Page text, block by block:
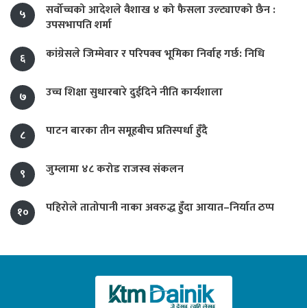
५
सर्वोच्चको आदेशले वैशाख ४ को फैसला उल्ट्याएको छैन :
उपसभापति शर्मा
६
कांग्रेसले जिम्मेवार र परिपक्व भूमिका निर्वाह गर्छ: निधि
७ उच्च शिक्षा सुधारबारे दुईदिने नीति कार्यशाला
८ पाटन बारका तीन समूहबीच प्रतिस्पर्धा हुँदै
९ जुम्लामा ४८ करोड राजस्व संकलन
१० पहिरोले तातोपानी नाका अवरुद्ध हुँदा आयात–निर्यात ठप्प